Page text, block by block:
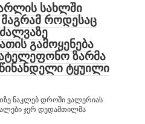
სახლში
როდესაც
გამოყენება
ზარმა
ტყუილი
ნაკლებ დროში ვალერიას
ჯერ დედამთილმა